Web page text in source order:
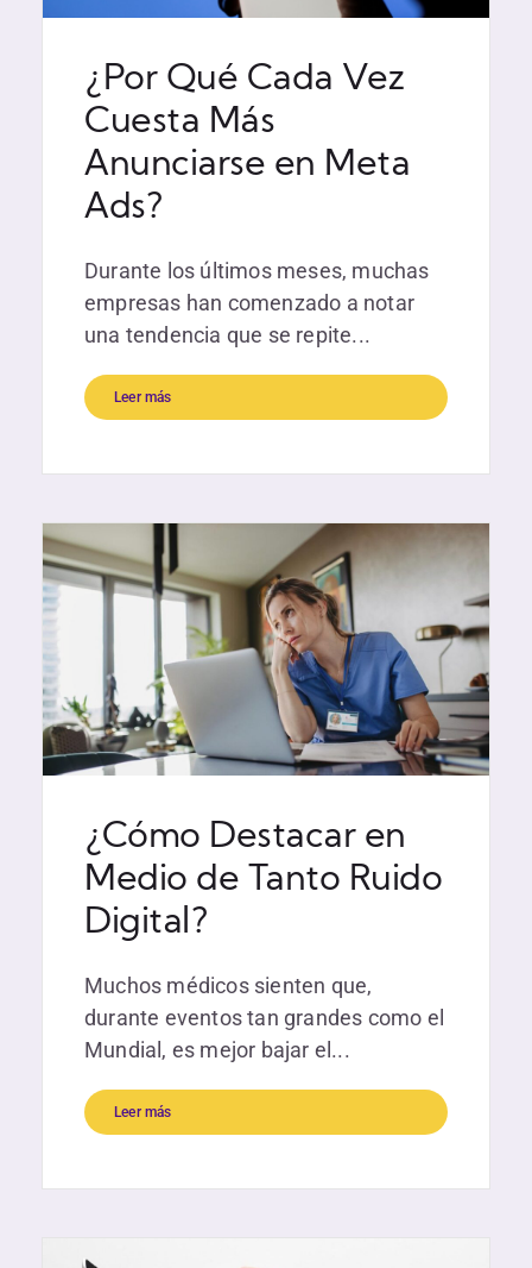
¿Por Qué Cada Vez
Cuesta Más
Anunciarse en Meta
Ads?
Durante los últimos meses, muchas
empresas han comenzado a notar
una tendencia que se repite...
Leer más
¿Cómo Destacar en
Medio de Tanto Ruido
Digital?
Muchos médicos sienten que,
durante eventos tan grandes como el
Mundial, es mejor bajar el...
Leer más